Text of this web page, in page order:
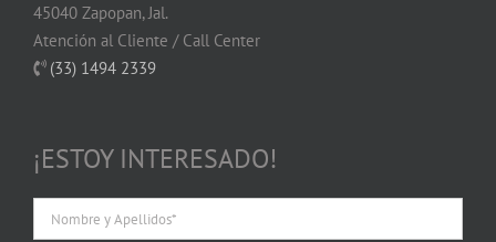
45040 Zapopan, Jal.
Atención al Cliente / Call Center
(33) 1494 2339
¡ESTOY INTERESADO!